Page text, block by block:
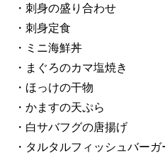
・刺身の盛り合わせ
・刺身定食
・ミニ海鮮丼
・まぐろのカマ塩焼き
・ほっけの干物
・かますの天ぷら
・白サバフグの唐揚げ
・タルタルフィッシュバー